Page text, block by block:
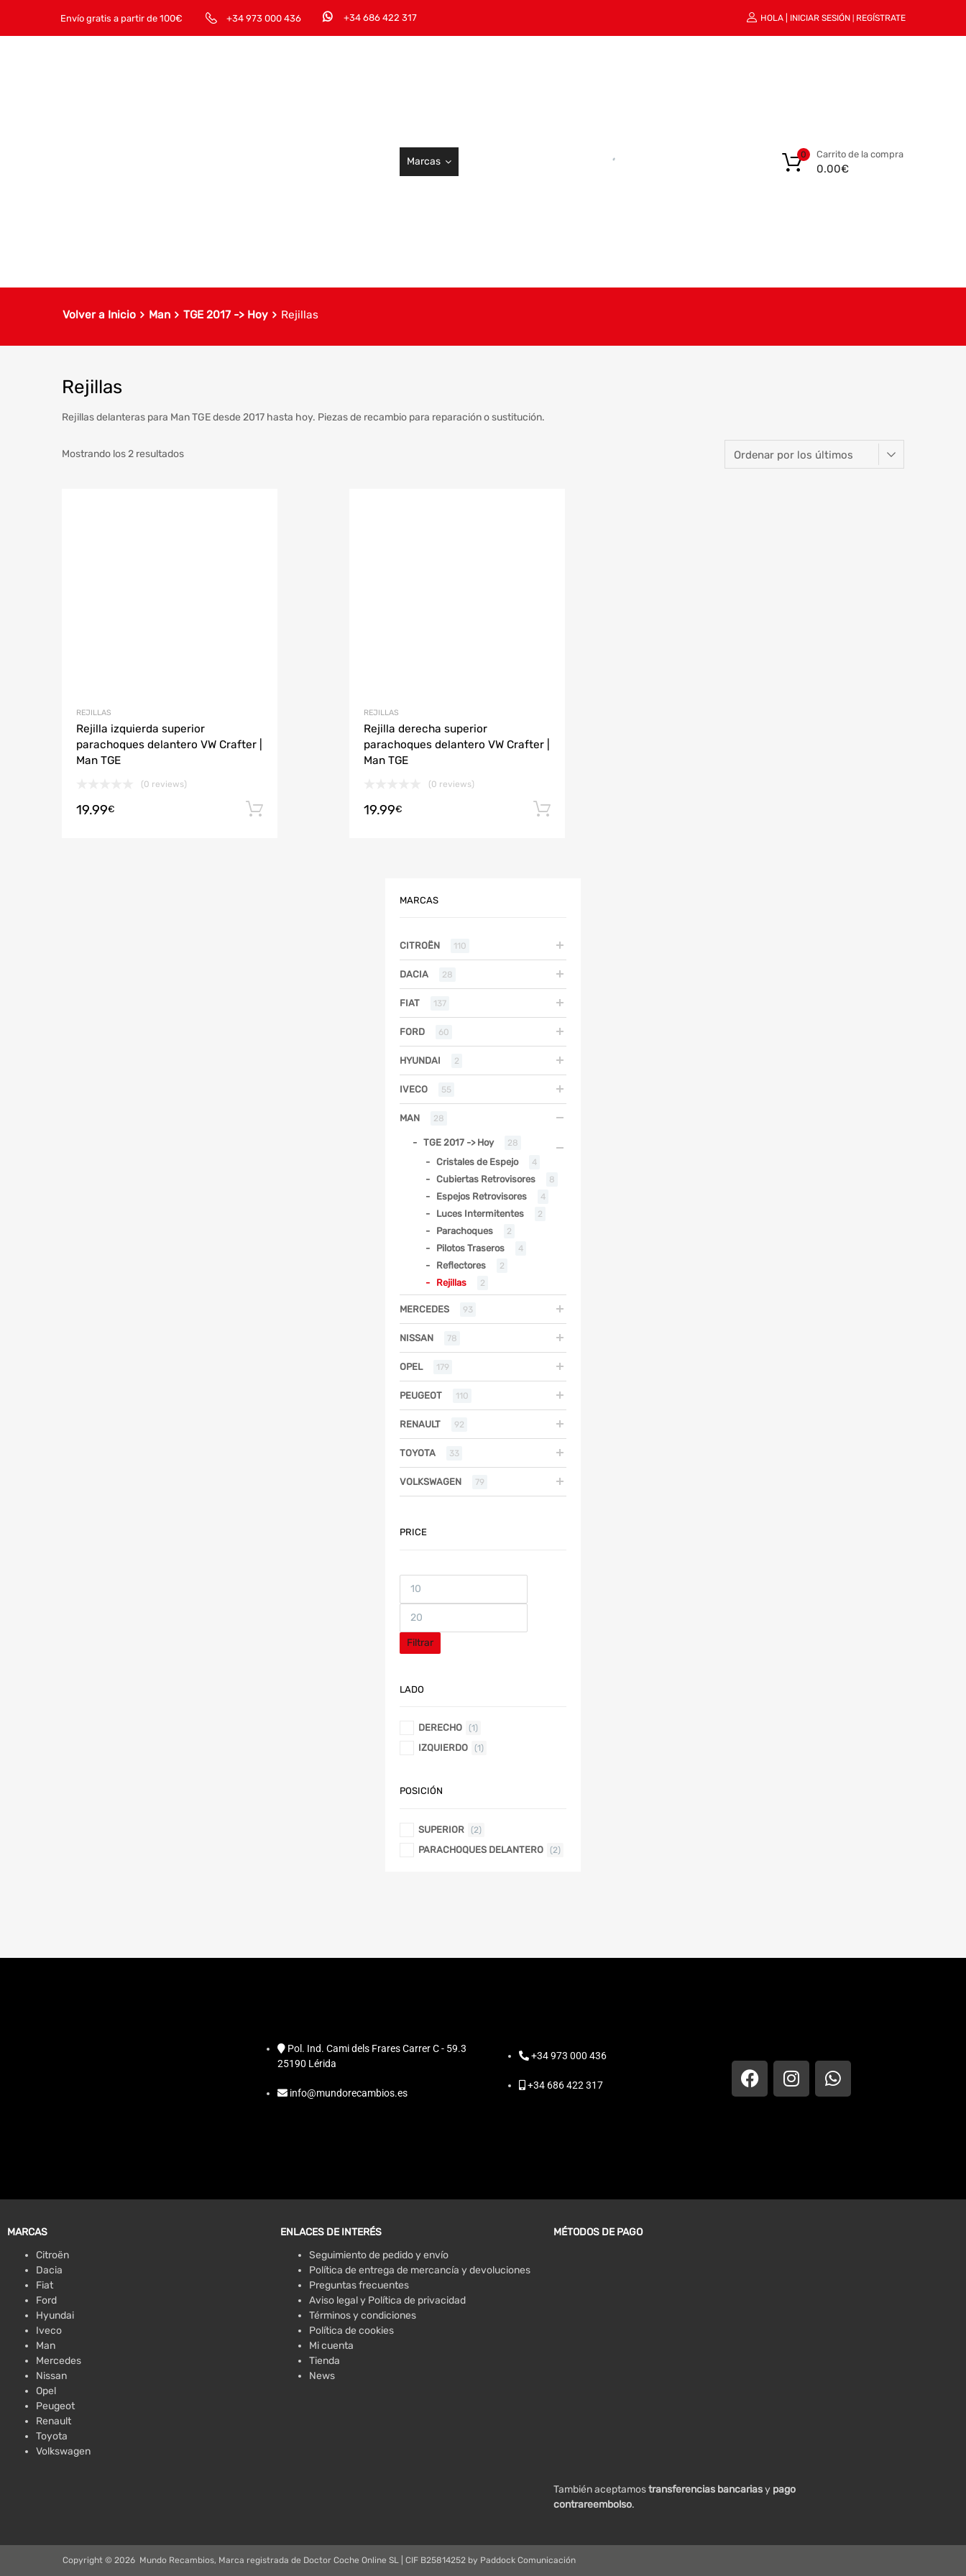
Envío gratis a partir de 100€ +34 973 000 436 +34 686 422 317 HOLA | INICIAR SESIÓN REGÍSTRATE
Marcas
Carrito de la compra
0.00€
0
Volver a Inicio Man TGE 2017 -> Hoy Rejillas
Rejillas
Rejillas delanteras para Man TGE desde 2017 hasta hoy. Piezas de recambio para reparación o sustitución.
Mostrando los 2 resultados
REJILLAS
Rejilla izquierda superior
parachoques delantero VW Crafter |
Man TGE
(0 reviews)
19.99€ Añadir al carrito
REJILLAS
Rejilla derecha superior
parachoques delantero VW Crafter |
Man TGE
(0 reviews)
19.99€
MARCAS
CITROËN 110
DACIA 28
FIAT 137
FORD 60
HYUNDAI 2
IVECO 55
MAN 28
TGE 2017 -> Hoy 28
Cristales de Espejo 4
Cubiertas Retrovisores 8
Espejos Retrovisores 4
Luces Intermitentes 2
Parachoques 2
Pilotos Traseros 4
Reflectores 2
Rejillas 2
MERCEDES 93
NISSAN 78
OPEL 179
PEUGEOT 110
RENAULT 92
TOYOTA 33
VOLKSWAGEN 79
PRICE
Filtrar
LADO
DERECHO (1)
IZQUIERDO (1)
POSICIÓN
SUPERIOR (2)
PARACHOQUES DELANTERO (2)
Pol. Ind. Cami dels Frares Carrer C - 59.3
25190 Lérida
info@mundorecambios.es
+34 973 000 436
+34 686 422 317
MARCAS
Citroën
Dacia
Fiat
Ford
Hyundai
Iveco
Man
Mercedes
Nissan
Opel
Peugeot
Renault
Toyota
Volkswagen
ENLACES DE INTERÉS
Seguimiento de pedido y envío
Política de entrega de mercancía y devoluciones
Preguntas frecuentes
Aviso legal y Política de privacidad
Términos y condiciones
Política de cookies
Mi cuenta
Tienda
News
MÉTODOS DE PAGO
También aceptamostransferencias bancariasy pago
contrareembolso.
Copyright © 2026 Mundo Recambios, Marca registrada de Doctor Coche Online SL | CIF B25814252 by Paddock Comunicación